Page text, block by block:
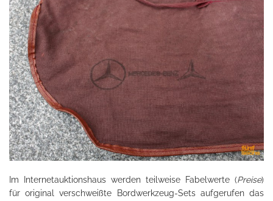
Im Internetauktionshaus werden teilweise Fabelwerte (Preise)
für original verschweißte Bordwerkzeug-Sets aufgerufen das